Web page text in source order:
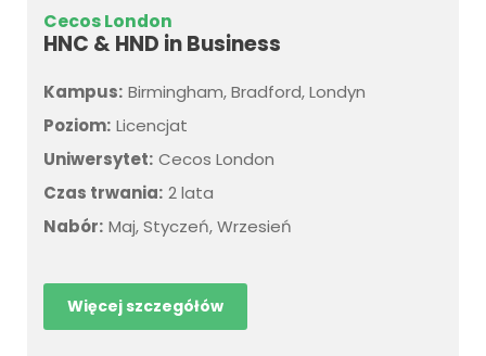
Cecos London
HNC & HND in Business
Kampus: Birmingham, Bradford, Londyn
Poziom: Licencjat
Uniwersytet: Cecos London
Czas trwania: 2 lata
Nabór: Maj, Styczeń, Wrzesień
Więcej szczegółów